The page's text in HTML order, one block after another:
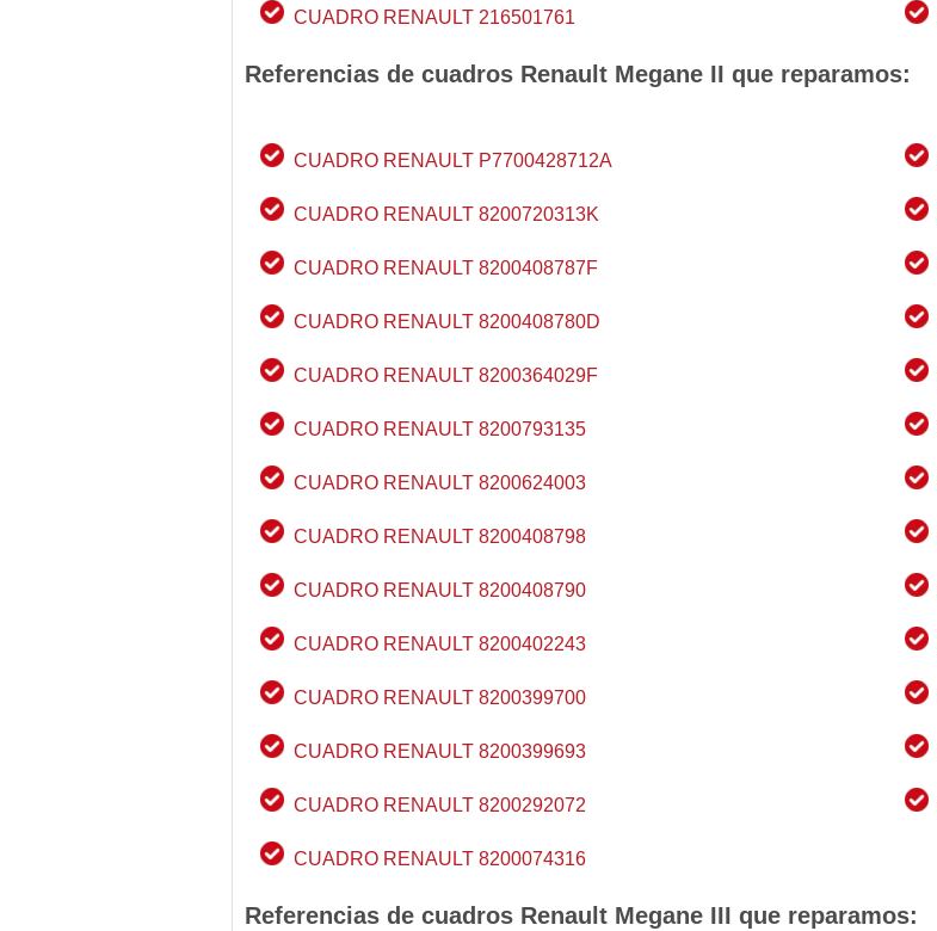
CUADRO RENAULT 216501761
Referencias de cuadros Renault Megane II que reparamos:
CUADRO RENAULT P7700428712A
CUADRO RENAULT 8200720313K
CUADRO RENAULT 8200408787F
CUADRO RENAULT 8200408780D
CUADRO RENAULT 8200364029F
CUADRO RENAULT 8200793135
CUADRO RENAULT 8200624003
CUADRO RENAULT 8200408798
CUADRO RENAULT 8200408790
CUADRO RENAULT 8200402243
CUADRO RENAULT 8200399700
CUADRO RENAULT 8200399693
CUADRO RENAULT 8200292072
CUADRO RENAULT 8200074316
Referencias de cuadros Renault Megane III que reparamos: